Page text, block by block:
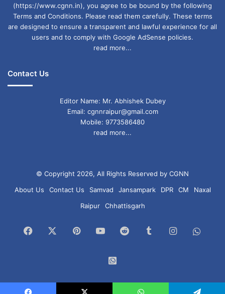
(https://www.cgnn.in), you agree to be bound by the following
Terms and Conditions. Please read them carefully. These terms
are designed to ensure a transparent and lawful experience for all
users and to comply with Google AdSense policies.
read more...
Contact Us
Editor Name: Mr. Abhishek Dubey
Email: cgnnraipur@gmail.com
Mobile: 9773586480
read more...
© Copyright 2026, All Rights Reserved by CGNN
About Us
Contact Us Samvad Jansampark DPR CM
Naxal
Raipur
Chhattisgarh
Facebook PinterestYouTubeReddit TumblrInstagram
Group